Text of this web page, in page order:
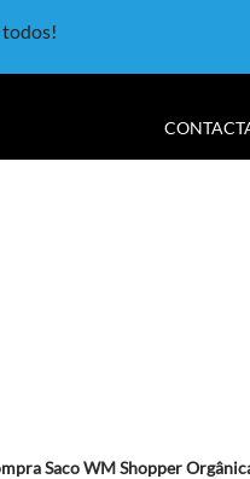
todos!
Saco WM Shopper